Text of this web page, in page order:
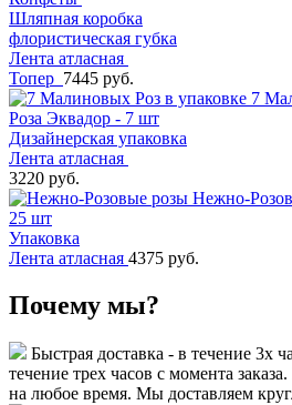
Шляпная коробка
флористическая губка
Лента атласная
Топер 7445 руб.
7
Роза Эквадор - 7 шт
Дизайнерская упаковка
Лента атласная
3220 руб.
Нежно-
25 шт
Упаковка
Лента атласная 4375 руб.
Почему мы?
Быстрая доставка - в течение 3х
течение трех часов с момента
на любое время. Мы доставляем